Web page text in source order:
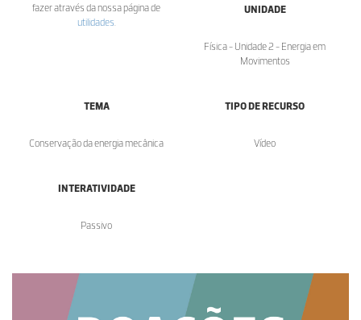
fazer através da nossa página de
utilidades
UNIDADE
Física - Unidade 2 - Energia em
Movimentos
TEMA
Conservação da energia mecânica
TIPO DE RECURSO
Vídeo
INTERATIVIDADE
Passivo